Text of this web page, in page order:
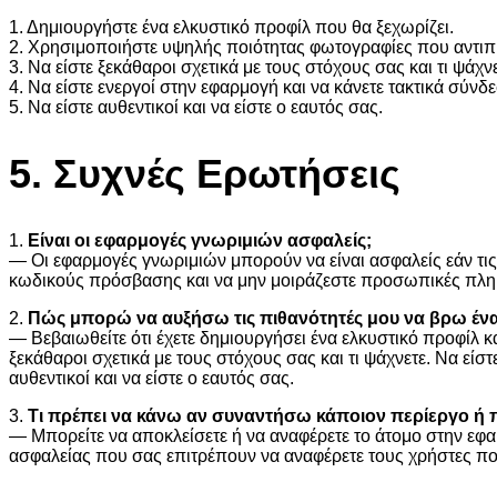
1. Δημιουργήστε ένα ελκυστικό προφίλ που θα ξεχωρίζει.
2. Χρησιμοποιήστε υψηλής ποιότητας φωτογραφίες που
3. Να είστε ξεκάθαροι σχετικά με τους στόχους σας και τι
4. Να είστε ενεργοί στην εφαρμογή και να κάνετε τακτικά
5. Να είστε αυθεντικοί και να είστε ο εαυτός σας.
5. Συχνές Ερωτήσεις
1. Είναι οι εφαρμογές γνωριμιών ασφαλείς;
— Οι εφαρμογές γνωριμιών μπορούν να είναι ασφαλείς εάν
κωδικούς πρόσβασης και να μην μοιράζεστε προσωπικές
2. Πώς μπορώ να αυξήσω τις πιθανότητές μου να βρω ένα
— Βεβαιωθείτε ότι έχετε δημιουργήσει ένα ελκυστικό προφίλ
ξεκάθαροι σχετικά με τους στόχους σας και τι ψάχνετε. Να
αυθεντικοί και να είστε ο εαυτός σας.
3. Τι πρέπει να κάνω αν συναντήσω κάποιον περίεργο ή
— Μπορείτε να αποκλείσετε ή να αναφέρετε το άτομο στην
ασφαλείας που σας επιτρέπουν να αναφέρετε τους χρήστες